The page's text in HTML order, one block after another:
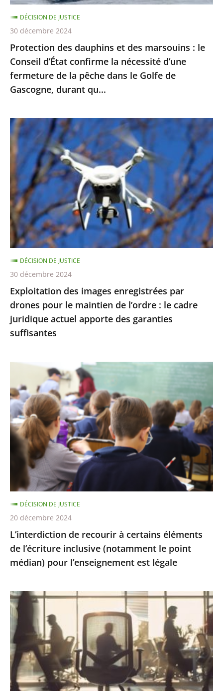
d’État
confirme
la
nécessité
d’une
fermeture
de
pêche
dans
le
Golfe
de
Gascogne,
durant
qu...
Protection des dauphins et des marsouins : le
Conseil d’État confirme la nécessité d’une
fermeture de la pêche dans le Golfe de
Gascogne, durant qu...
DÉCISION DE JUSTICE
30 décembre 2024
Exploitation
des
images
enregistrées
par
drones
pour
le
maintien
de
l’ordre
:
le
cadre
juridique
actuel
des
suffisantes
Exploitation des images enregistrées par
drones pour le maintien de l’ordre : le cadre
juridique actuel apporte des garanties
suffisantes
DÉCISION DE JUSTICE
30 décembre 2024
L’interdiction
recourir
à
certains
éléments
l’écriture
inclusive
(notamment
le
point
médian)
pour
l’enseignement
légale
L’interdiction de recourir à certains éléments
de l’écriture inclusive (notamment le point
médian) pour l’enseignement est légale
DÉCISION DE JUSTICE
20 décembre 2024
Présomption
de
démission
en
cas
d’abandon
de